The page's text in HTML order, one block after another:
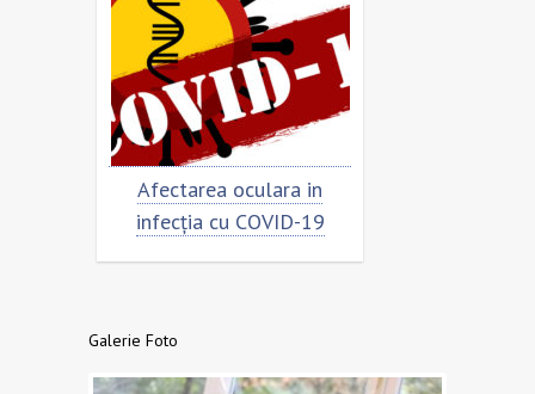
Afectarea oculara in
infecția cu COVID-19
Galerie Foto